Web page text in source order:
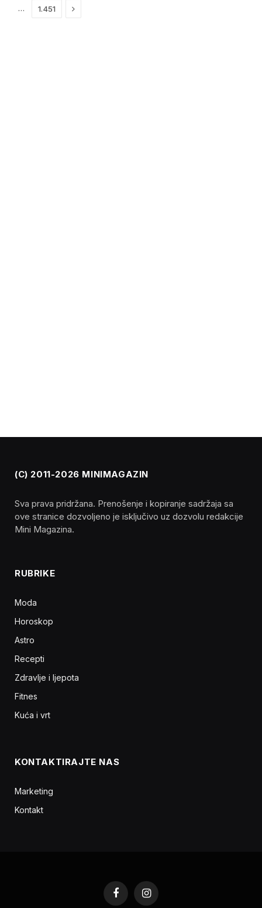
…
1.451 Next
(C) 2011-2026 MINIMAGAZIN
Sva prava pridržana. Prenošenje i kopiranje sadržaja sa
ove stranice dozvoljeno je isključivo uz dozvolu redakcije
Mini Magazina.
RUBRIKE
Moda
Horoskop
Astro
Recepti
Zdravlje i ljepota
Fitnes
Kuća i vrt
KONTAKTIRAJTE NAS
Marketing
Kontakt
FacebookInstagram